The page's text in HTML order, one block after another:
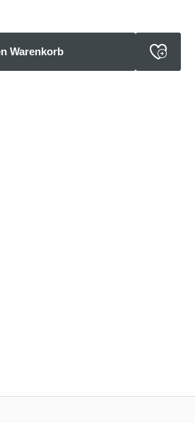
Warenkorb